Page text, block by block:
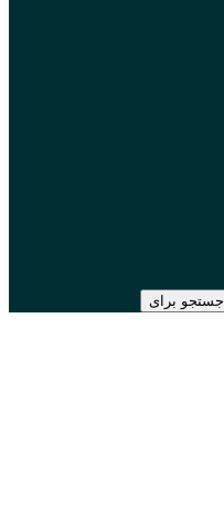
جستجو برای